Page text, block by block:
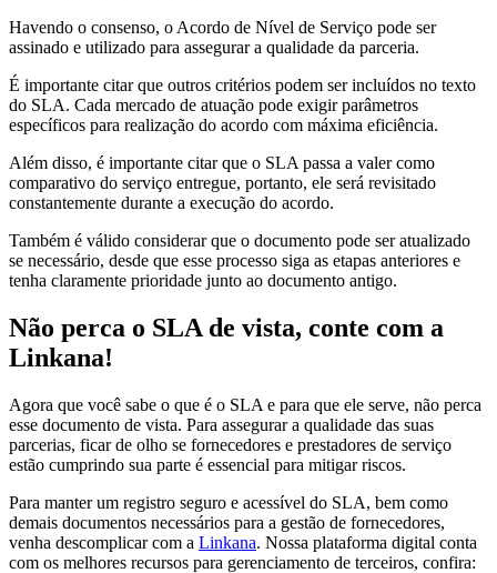
Havendo o consenso, o Acordo de Nível de Serviço pode ser
assinado e utilizado para assegurar a qualidade da parceria.
É importante citar que outros critérios podem ser incluídos no texto
do SLA. Cada mercado de atuação pode exigir parâmetros
específicos para realização do acordo com máxima eficiência.
Além disso, é importante citar que o SLA passa a valer como
comparativo do serviço entregue, portanto, ele será revisitado
constantemente durante a execução do acordo.
Também é válido considerar que o documento pode ser atualizado
se necessário, desde que esse processo siga as etapas anteriores e
tenha claramente prioridade junto ao documento antigo.
Não perca o SLA de vista, conte com a
Linkana!
Agora que você sabe o que é o SLA e para que ele serve, não perca
esse documento de vista. Para assegurar a qualidade das suas
parcerias, ficar de olho se fornecedores e prestadores de serviço
estão cumprindo sua parte é essencial para mitigar riscos.
Para manter um registro seguro e acessível do SLA, bem como
demais documentos necessários para a gestão de fornecedores,
venha descomplicar com a Linkana. Nossa plataforma digital conta
com os melhores recursos para gerenciamento de terceiros, confira: